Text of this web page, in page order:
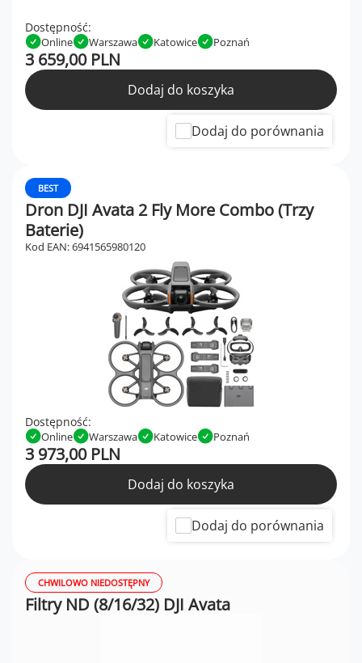
Dostępność:
Online Warszawa Katowice Poznań
3 659,00 PLN
Dodaj do koszyka
Dodaj do porównania
BEST
Dron DJI Avata 2 Fly More Combo (Trzy
Baterie)
Kod EAN: 6941565980120
Dostępność:
Online Warszawa Katowice Poznań
3 973,00 PLN
Dodaj do koszyka
Dodaj do porównania
CHWILOWO NIEDOSTĘPNY
Filtry ND (8/16/32) DJI Avata